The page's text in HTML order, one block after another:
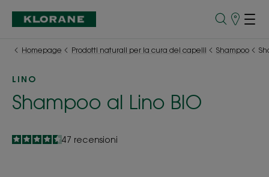
Punti
Homepage Prodotti naturali per la cura dei capelli Shampoo
LINO
Shampoo al Lino BIO
4.6
/
5
47 recensioni